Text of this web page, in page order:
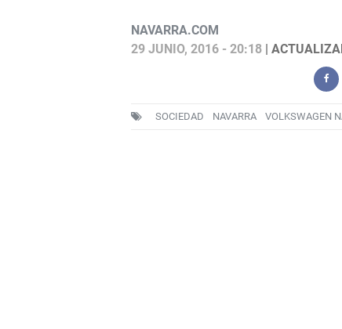
NAVARRA.COM
29 JUNIO, 2016 - 20:18|
SOCIEDAD NAVARRA VOLKSWAGEN